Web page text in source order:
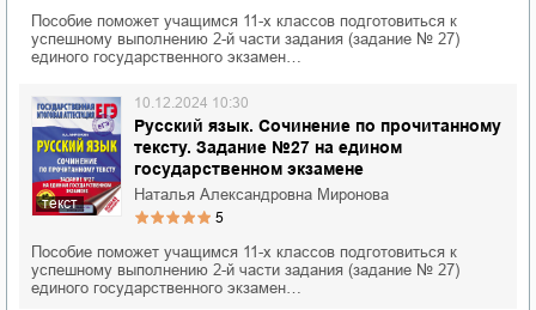
Пособие поможет учащимся 11-х классов подготовиться к
успешному выполнению 2-й части задания (задание № 27)
единого государственного экзамен…
текст
Русский язык. Сочинение по прочитанному
тексту. Задание №27 на едином
государственном экзамене
10.12.2024 10:30
Наталья Александровна Миронова
5
Пособие поможет учащимся 11-х классов подготовиться к
успешному выполнению 2-й части задания (задание № 27)
единого государственного экзамен…